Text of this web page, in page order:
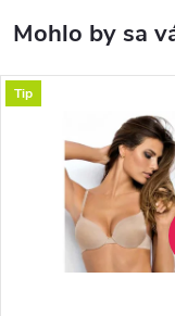
Tip